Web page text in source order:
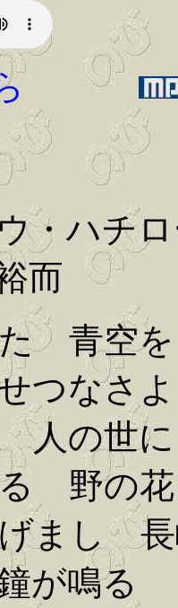
・ハチ
而
た 青空を
つなさよ
人の世に
る 野の
まし 長
が鳴る